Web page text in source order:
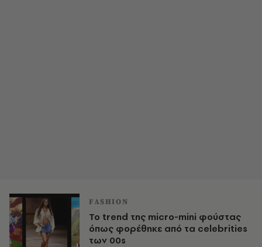
FASHION
Το trend της micro-mini φούστας
όπως φορέθηκε από τα celebrities
των 00s